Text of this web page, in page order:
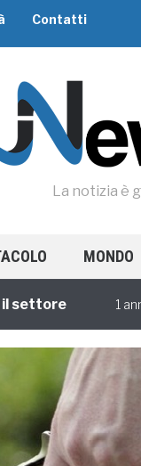
Contatti
La notizia è
MONDO
1 annofa